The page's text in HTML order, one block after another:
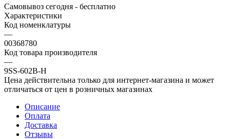
Самовывоз сегодня - бесплатно
Характеристики
Код номенклатуры
—
00368780
Код товара производителя
—
9SS-602B-H
Цена действительна только для интернет-магазина и может
отличаться от цен в розничных магазинах
Описание
Оплата
Доставка
Отзывы